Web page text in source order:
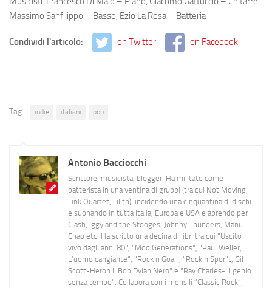
Massimo Sanfilippo – Basso, Ezio La Rosa – Batteria
Condividi l'articolo: on Twitter on Facebook
Tag: indie italiani pop
Antonio Bacciocchi
Scrittore, musicista, blogger. Ha militato come
batterista in una ventina di gruppi (tra cui Not Moving,
Link Quartet, Lilith), incidendo una cinquantina di dischi
e suonando in tutta Italia, Europa e USA e aprendo per
Clash, Iggy and the Stooges, Johnny Thunders, Manu
Chao etc. Ha scritto una decina di libri tra cui "Uscito
vivo dagli anni 80", "Mod Generations", "Paul Weller,
L’uomo cangiante", "Rock n Goal", "Rock n Spor"t, Gil
Scott-Heron Il Bob Dylan Nero" e "Ray Charles- Il genio
senza tempo". Collabora con i mensili “Classic Rock”,